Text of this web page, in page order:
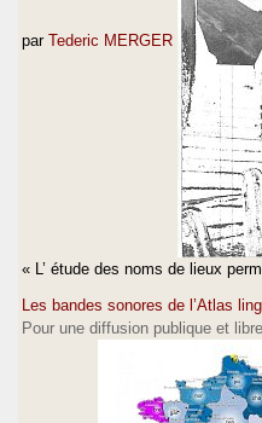
par Tederic MERGER
« L’ étude des noms de lieux
Les bandes sonores de l’Atlas
Pour une diffusion publique et